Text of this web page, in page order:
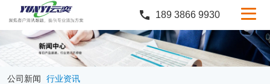
产品中心
行业案例
189 3866 9930
公司新闻 行业资讯